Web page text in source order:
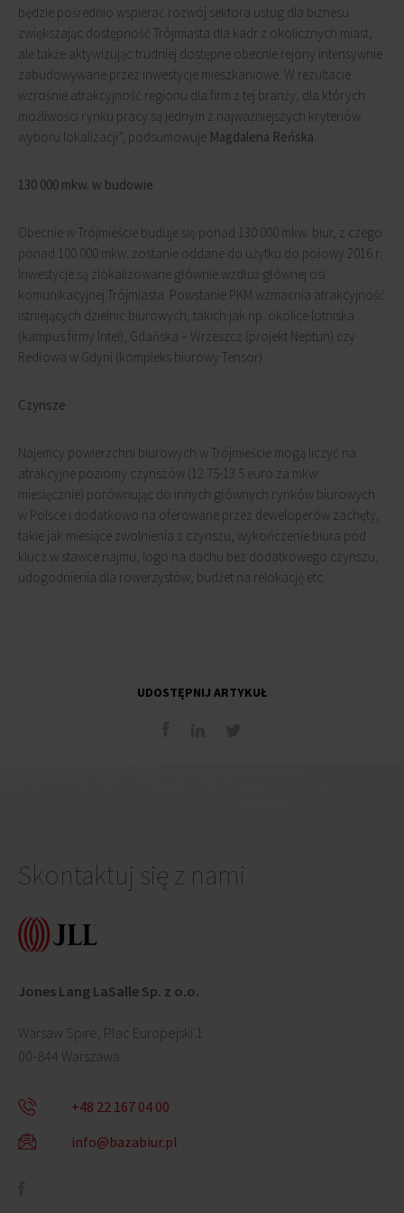
będzie pośrednio wspierać rozwój sektora usług dla biznesu
zwiększając dostępność Trójmiasta dla kadr z okolicznych miast,
ale także aktywizując trudniej dostępne obecnie rejony intensywnie
zabudowywane przez inwestycje mieszkaniowe. W rezultacie
wzrośnie atrakcyjność regionu dla firm z tej branży, dla których
możliwości rynku pracy są jednym z najważniejszych kryteriów
wyboru lokalizacji”, podsumowuje Magdalena Reńska
130 000 mkw. w budowie
Obecnie w Trójmieście buduje się ponad 130 000 mkw. biur, z czego
ponad 100 000 mkw. zostanie oddane do użytku do połowy 2016 r.
Inwestycje są zlokalizowane głównie wzdłuż głównej osi
komunikacyjnej Trójmiasta. Powstanie PKM wzmacnia atrakcyjność
istniejących dzielnic biurowych, takich jak np. okolice lotniska
(kampus firmy Intel), Gdańska – Wrzeszcz (projekt Neptun) czy
Redłowa w Gdyni (kompleks biurowy Tensor).
Czynsze
Najemcy powierzchni biurowych w Trójmieście mogą liczyć na
atrakcyjne poziomy czynszów (12.75-13.5 euro za mkw.
miesięcznie) porównując do innych głównych rynków biurowych
w Polsce i dodatkowo na oferowane przez deweloperów zachęty,
takie jak miesiące zwolnienia z czynszu, wykończenie biura pod
klucz w stawce najmu, logo na dachu bez dodatkowego czynszu,
udogodnienia dla rowerzystów, budżet na relokację etc.
UDOSTĘPNIJ ARTYKUŁ
Skontaktuj się z nami
Jones Lang LaSalle Sp. z o.o.
Warsaw Spire, Plac Europejski 1
00-844 Warszawa
+48 22 167 04 00
info@bazabiur.pl